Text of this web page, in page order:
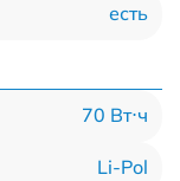
есть
70 Вт⋅ч
Li-Pol